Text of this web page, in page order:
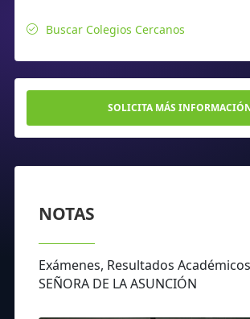
Buscar Colegios Cercanos
SOLICITA MÁS
NOTAS
Exámenes, Resultados
SEÑORA DE LA ASUNCIÓN